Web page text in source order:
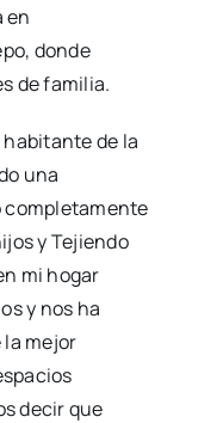
en
donde
de familia.
habitante de la
una
completamente
y Tejiendo
mi hogar
y nos ha
mejor
decir que